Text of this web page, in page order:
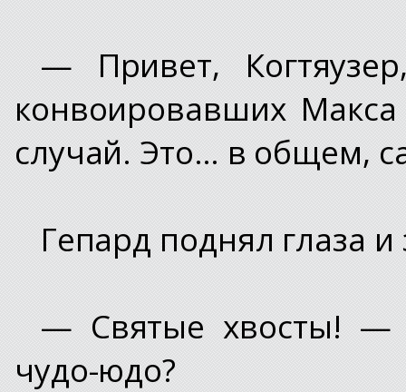
— Привет,
конвоировавших
случай. Это… в общем,
Гепард поднял глаза
— Святые хвосты! —
чудо-юдо?